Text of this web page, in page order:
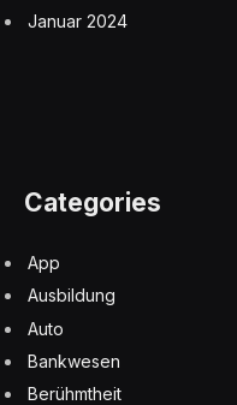
Januar 2024
Categories
App
Ausbildung
Auto
Bankwesen
Berühmtheit